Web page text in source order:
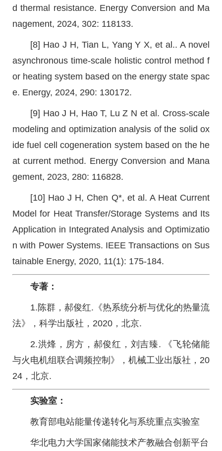
d thermal resistance. Energy Conversion and Ma
nagement, 2024, 302: 118133.
[8] Hao J H, Tian L, Yang Y X, et al.. A novel
asynchronous time-scale holistic control method f
or heating system based on the energy state spac
e. Energy, 2024, 290: 130172.
[9] Hao J H, Hao T, Lu Z N et al. Cross-scale
modeling and optimization analysis of the solid ox
ide fuel cell cogeneration system based on the he
at current method. Energy Conversion and Mana
gement, 2023, 280: 116828.
[10] Hao J H, Chen Q*, et al. A Heat Current
Model for Heat Transfer/Storage Systems and Its
Application in Integrated Analysis and Optimizatio
n with Power Systems. IEEE Transactions on Sus
tainable Energy, 2020, 11(1): 175-184.
专著：
1.陈群，郝俊红.《热系统分析与优化的热量流
法》，科学出版社，2020，北京.
2.洪烽，房方，郝俊红，刘吉臻. 《飞轮储能
与火电机组联合调频控制》，机械工业出版社，20
24，北京.
实验室：
教育部电站能量传递转化与系统重点实验室
华北电力大学国家储能技术产教融合创新平台